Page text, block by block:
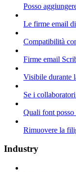
Posso
Le firme email
Compatibilità
Firme email
Visibile durante
Se i
Quali font posso
Rimuovere la
Industry